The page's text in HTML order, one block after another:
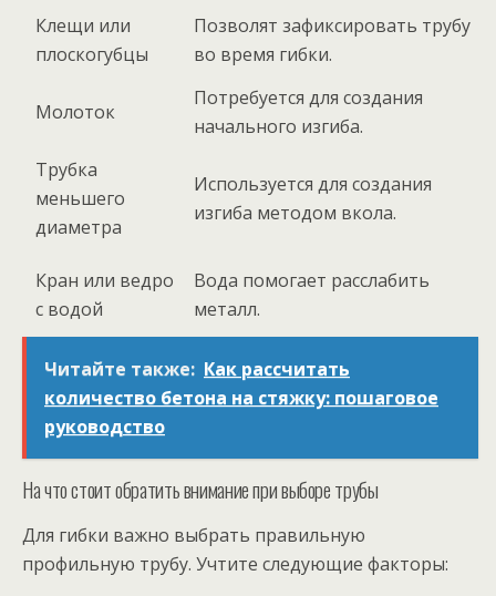
Клещи или
плоскогубцы
Позволят зафиксировать трубу
во время гибки.
Молоток
Потребуется для создания
начального изгиба.
Трубка
меньшего
диаметра
Используется для создания
изгиба методом вкола.
Кран или ведро
с водой
Вода помогает расслабить
металл.
Читайте также: Как рассчитать
количество бетона на стяжку: пошаговое
руководство
На что стоит обратить внимание при выборе трубы
Для гибки важно выбрать правильную
профильную трубу. Учтите следующие факторы: